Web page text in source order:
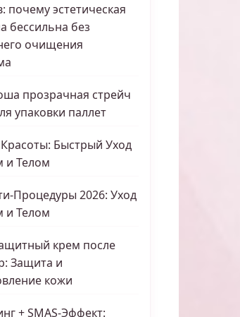
почему эстетическая
бессильна без
очищения
прозрачная стрейч
упаковки паллет
Быстрый Уход
и Телом
Процедуры 2026: Уход
и Телом
крем после
Защита и
кожи
+ SMAS-Эффект: